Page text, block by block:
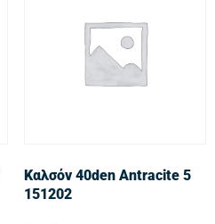
Καλσόν 40den Antracite 5
151202